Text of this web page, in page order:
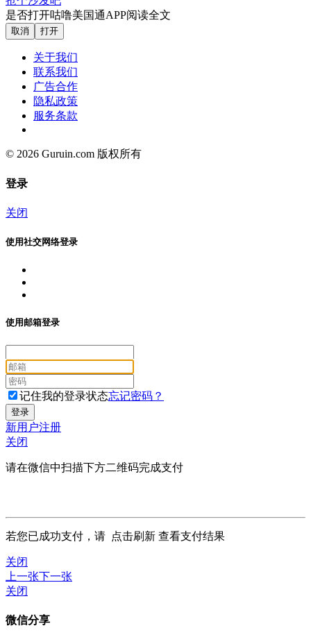
是否打开咕噜美国通APP阅读全文
取消 打开
关于我们
联系我们
广告合作
隐私政策
服务条款
© 2026 Guruin.com 版权所有
登录
关闭
使用社交网络登录
使用邮箱登录
记住我的登录状态忘记密码？
新用户注册
关闭
请在微信中扫描下方二维码完成支付
若您已成功支付，请 点击刷新 查看支付结果
关闭
上一张下一张
关闭
微信分享